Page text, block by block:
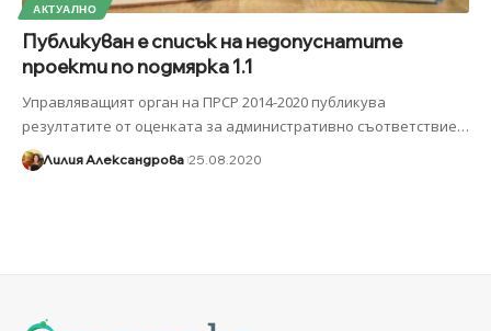
АКТУАЛНО
Публикуван е списък на недопуснатите
проекти по подмярка 1.1
Управляващият орган на ПРСР 2014-2020 публикува
резултатите от оценката за административно съответствие…
Лилия Александрова 25.08.2020